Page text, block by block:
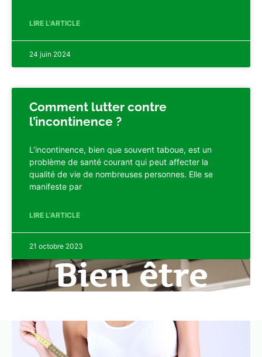
LIRE L'ARTICLE
24 juin 2024
Comment lutter contre
l’incontinence ?
L’incontinence, bien que souvent taboue, est un
problème de santé courant qui peut affecter la
qualité de vie de nombreuses personnes. Elle se
manifeste par
LIRE L'ARTICLE
21 octobre 2023
Bien être